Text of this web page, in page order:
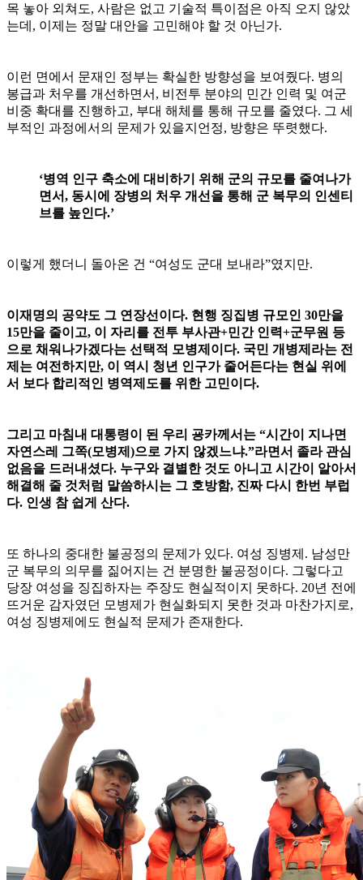
목 놓아 외쳐도, 사람은 없고 기술적 특이점은 아직 오지 않았
는데, 이제는 정말 대안을 고민해야 할 것 아닌가.
이런 면에서 문재인 정부는 확실한 방향성을 보여줬다. 병의
봉급과 처우를 개선하면서, 비전투 분야의 민간 인력 및 여군
비중 확대를 진행하고, 부대 해체를 통해 규모를 줄였다. 그 세
부적인 과정에서의 문제가 있을지언정, 방향은 뚜렷했다.
‘병역 인구 축소에 대비하기 위해 군의 규모를 줄여나가
면서, 동시에 장병의 처우 개선을 통해 군 복무의 인센티
브를 높인다.’
이렇게 했더니 돌아온 건 “여성도 군대 보내라”였지만.
이재명의 공약도 그 연장선이다. 현행 징집병 규모인 30만을
15만을 줄이고, 이 자리를 전투 부사관+민간 인력+군무원 등
으로 채워나가겠다는 선택적 모병제이다. 국민 개병제라는 전
제는 여전하지만, 이 역시 청년 인구가 줄어든다는 현실 위에
서 보다 합리적인 병역제도를 위한 고민이다.
그리고 마침내 대통령이 된 우리 굥카께서는 “시간이 지나면
자연스레 그쪽(모병제)으로 가지 않겠느냐.”라면서 졸라 관심
없음을 드러내셨다. 누구와 결별한 것도 아니고 시간이 알아서
해결해 줄 것처럼 말씀하시는 그 호방함, 진짜 다시 한번 부럽
다. 인생 참 쉽게 산다.
또 하나의 중대한 불공정의 문제가 있다. 여성 징병제. 남성만
군 복무의 의무를 짊어지는 건 분명한 불공정이다. 그렇다고
당장 여성을 징집하자는 주장도 현실적이지 못하다. 20년 전에
뜨거운 감자였던 모병제가 현실화되지 못한 것과 마찬가지로,
여성 징병제에도 현실적 문제가 존재한다.